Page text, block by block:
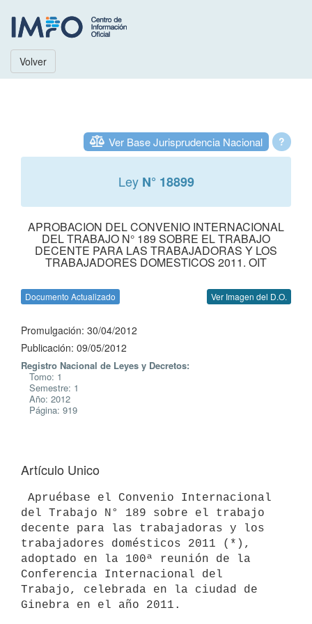
Volver
?
Ver Base Jurisprudencia Nacional
Ley N° 18899
APROBACION DEL CONVENIO INTERNACIONAL
DEL TRABAJO N° 189 SOBRE EL TRABAJO
DECENTE PARA LAS TRABAJADORAS Y LOS
TRABAJADORES DOMESTICOS 2011. OIT
Documento Actualizado Ver Imagen del D.O.
Promulgación: 30/04/2012
Publicación: 09/05/2012
Registro Nacional de Leyes y Decretos:
Tomo: 1
Semestre: 1
Año: 2012
Página: 919
Artículo Unico
del Trabajo N° 189 sobre el trabajo
decente para las trabajadoras y los
trabajadores domésticos 2011 (*),
adoptado en la 100ª reunión de la
Conferencia Internacional del
Trabajo, celebrada en la ciudad de
Ginebra en el año 2011.